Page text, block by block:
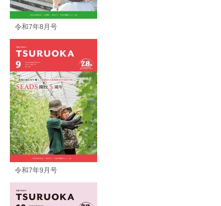
令和7年8月号
令和7年9月号